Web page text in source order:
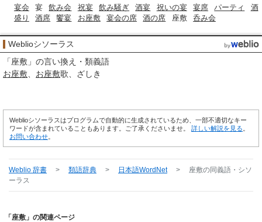
宴会 宴 飲み会 祝宴 飲み騒ぎ 酒宴 祝いの宴 宴席 パーティ
酒
盛り
酒席 饗宴 お座敷 宴会の席 酒の席 座敷 呑み会
Weblioシソーラス
「座敷 」の言い換え・類義語
お座敷
お座敷歌 ざしき
Weblioシソーラスはプログラムで自動的に生成されているため、一部不適切なキー
ワードが含まれていることもあります。ご了承くださいませ。 詳しい解説を見る
お問い合わせ
Weblio 辞書 > 類語辞典 > 日本語WordNet > 座敷の同義語・シソ
ーラス
「座敷」の関連ページ